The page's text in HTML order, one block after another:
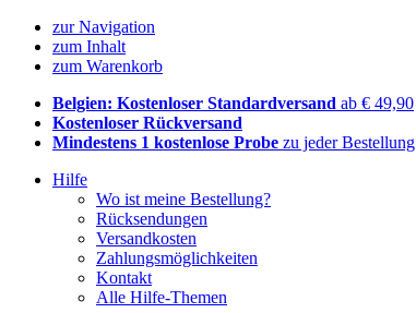
zur Navigation
zum Inhalt
zum Warenkorb
Belgien: Kostenloser Standardversand ab € 49,90
Kostenloser Rückversand
Mindestens 1 kostenlose Probe zu jeder Bestellung
Hilfe
Wo ist meine Bestellung?
Rücksendungen
Versandkosten
Zahlungsmöglichkeiten
Kontakt
Alle Hilfe-Themen